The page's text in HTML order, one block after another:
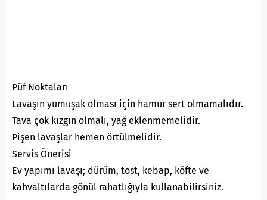
Püf Noktaları
Lavaşın yumuşak olması için hamur sert olmamalıdır.
Tava çok kızgın olmalı, yağ eklenmemelidir.
Pişen lavaşlar hemen örtülmelidir.
Servis Önerisi
Ev yapımı lavaşı; dürüm, tost, kebap, köfte ve
kahvaltılarda gönül rahatlığıyla kullanabilirsiniz.